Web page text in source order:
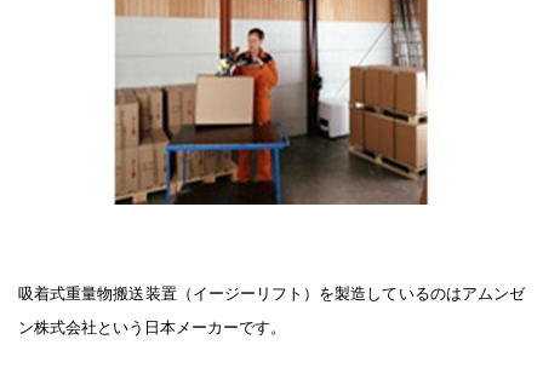
吸着式重量物搬送装置（イージーリフト）を製造しているのはアムンゼ
ン株式会社という日本メーカーです。